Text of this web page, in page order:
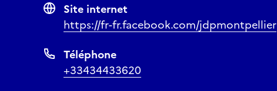
Site internet
https://fr-fr.facebook.com/jdpmontpellier
Téléphone
+33434433620